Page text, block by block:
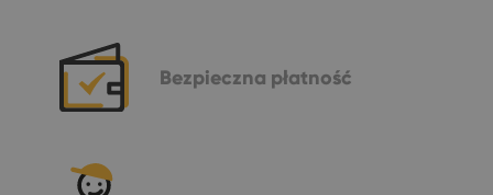
Bezpieczna płatność